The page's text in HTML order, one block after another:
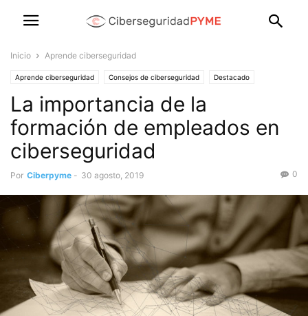
Inicio Aprende ciberseguridad
Aprende ciberseguridad Consejos de ciberseguridad Destacado
La importancia de la
formación de empleados en
ciberseguridad
Por Ciberpyme - 30 agosto, 2019 0